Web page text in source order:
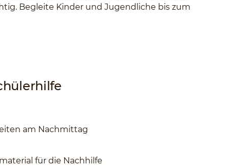
Begleite Kinder und Jugendliche bis zum
am Nachmittag
für die Nachhilfe